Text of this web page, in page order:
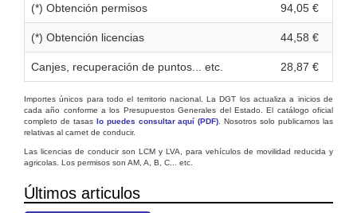
(*) Obtención permisos 94,05 €
(*) Obtención licencias 44,58 €
Canjes, recuperación de puntos... etc. 28,87 €
Importes únicos para todo el territorio nacional. La DGT los actualiza a inicios de
cada año conforme a los Presupuestos Generales del Estado. El catálogo oficial
completo de tasas lo puedes consultar aquí (PDF) . Nosotros solo publicamos las
relativas al carnet de conducir.
Las licencias de conducir son LCM y LVA, para vehículos de movilidad reducida y
agricolas. Los permisos son AM, A, B, C... etc.
Últimos articulos